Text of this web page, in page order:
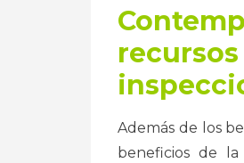
Además de los
beneficios de